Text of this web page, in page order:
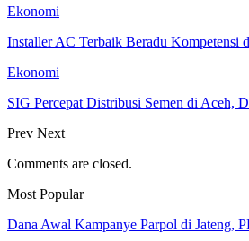
Ekonomi
Installer AC Terbaik Beradu Kompetensi
Ekonomi
SIG Percepat Distribusi Semen di Aceh,
Prev Next
Comments are closed.
Most Popular
Dana Awal Kampanye Parpol di Jateng,